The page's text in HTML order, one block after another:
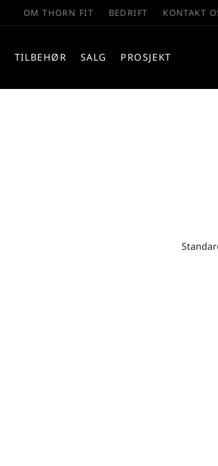
OM THORN FIT BEDRIFT KONTAKT
TILBEHØR SALG PROSJEKT